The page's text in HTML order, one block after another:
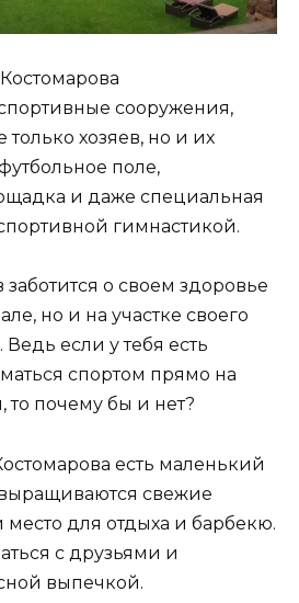
сооружения,
хозяев, но и их
поле,
и даже специальная
гимнастикой.
о своем здоровье
но и на участке своего
если у тебя есть
спортом прямо на
то почему бы и нет?
есть маленький
свежие
для отдыха и барбекю.
с друзьями и
выпечкой.